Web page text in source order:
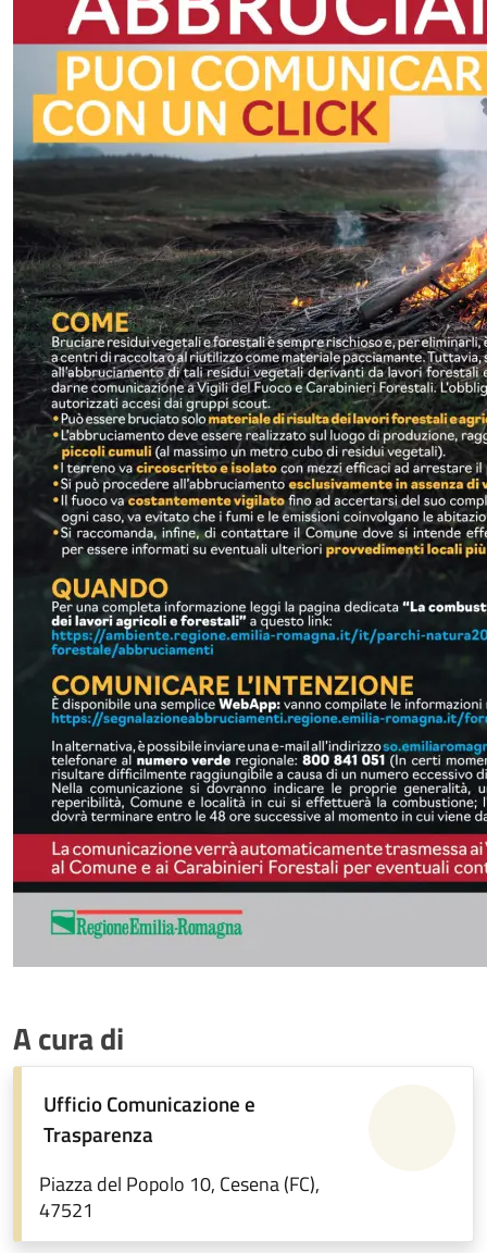
A cura di
Ufficio Comunicazione e
Trasparenza
Piazza del Popolo 10, Cesena (FC),
47521